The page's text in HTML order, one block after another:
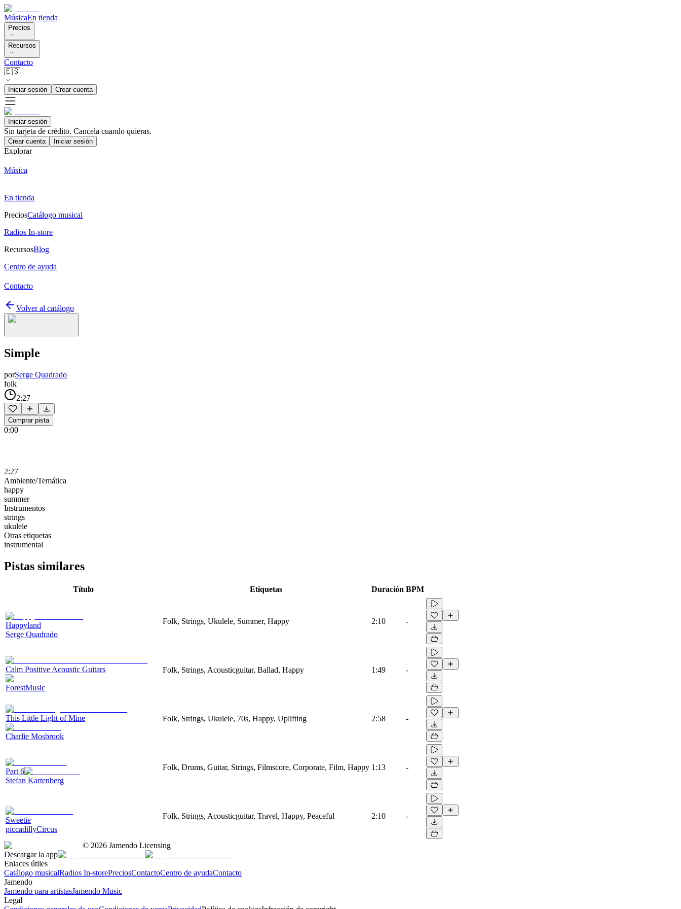
MúsicaEn tienda
Precios
Recursos
Contacto
🇪🇸
Iniciar sesión Crear cuenta
Iniciar sesión
Sin tarjeta de crédito. Cancela cuando quieras.
Crear cuenta Iniciar sesión
Explorar
Música
En tienda
PreciosCatálogo musical
Radios In-store
RecursosBlog
Centro de ayuda
Contacto
Volver al catálogo
Simple
porSerge Quadrado
folk
2:27
Comprar pista
0:00
2:27
Ambiente/Temática
happy
summer
Instrumentos
strings
ukulele
Otras etiquetas
instrumental
Pistas similares
Título Etiquetas Duración BPM
Happyland
Serge Quadrado
Folk, Strings, Ukulele, Summer, Happy 2:10 -
Calm Positive Acoustic Guitars
ForestMusic
Folk, Strings, Acousticguitar, Ballad, Happy 1:49 -
This Little Light of Mine
Charlie Mosbrook
Folk, Strings, Ukulele, 70s, Happy, Uplifting 2:58 -
Part 6
Stefan Kartenberg
Folk, Drums, Guitar, Strings, Filmscore, Corporate, Film, Happy 1:13 -
Sweetie
piccadillyCircus
Folk, Strings, Acousticguitar, Travel, Happy, Peaceful 2:10 -
© 2026 Jamendo Licensing
Descargar la app
Enlaces útiles
Catálogo musicalRadios In-storePreciosContactoCentro de ayudaContacto
Jamendo
Jamendo para artistasJamendo Music
Legal